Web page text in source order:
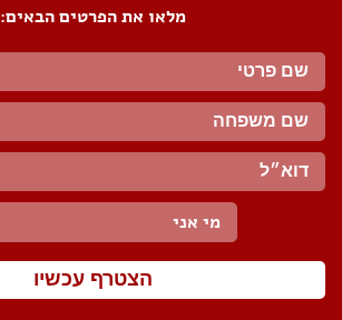
מלאו את הפרטים הבאים:
מי אני
הצטרף עכשיו